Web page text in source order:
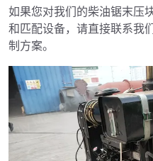
如果您对我们的柴油锯末压
和匹配设备，请直接联系我
制方案。